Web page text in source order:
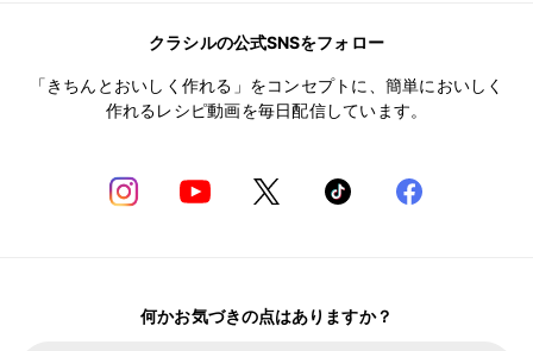
クラシルの公式SNSをフォロー
「きちんとおいしく作れる」をコンセプトに、簡単においしく
作れるレシピ動画を毎日配信しています。
何かお気づきの点はありますか？